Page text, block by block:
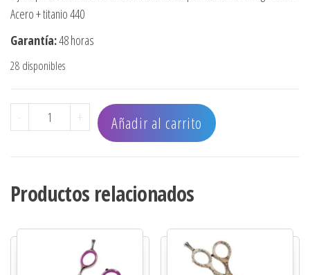
Acero + titanio 440
Garantía:48 horas
28 disponibles
- TIJERA STRONG SCISSORS DESLIZANTE 440 ROSE GOLD
+ Añadir al carrito
Productos relacionados